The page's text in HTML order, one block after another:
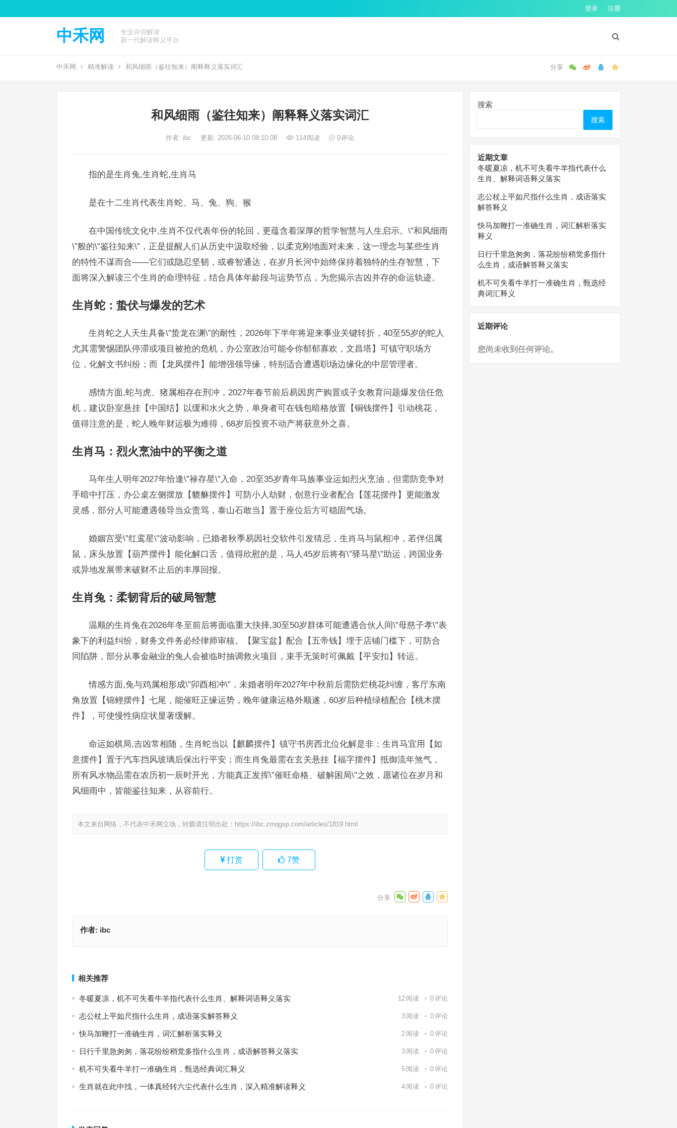
登录 注册
中禾网
专业诗词解读
新一代解读释义平台
中禾网 精准解读 和风细雨（鉴往知来）阐释释义落实词汇
和风细雨（鉴往知来）阐释释义落实词汇
作者: ibc 更新: 2026-06-10 08:10:08 114阅读 0评论
指的是生肖兔,生肖蛇,生肖马
是在十二生肖代表生肖蛇、马、兔、狗、猴
在中国传统文化中,生肖不仅代表年份的轮回，更蕴含着深厚的哲学智慧与人生启示。\”和风细雨
\”般的\”鉴往知来\”，正是提醒人们从历史中汲取经验，以柔克刚地面对未来，这一理念与某些生肖
的特性不谋而合——它们或隐忍坚韧，或睿智通达，在岁月长河中始终保持着独特的生存智慧，下
面将深入解读三个生肖的命理特征，结合具体年龄段与运势节点，为您揭示吉凶并存的命运轨迹。
生肖蛇：蛰伏与爆发的艺术
生肖蛇之人天生具备\”蛰龙在渊\”的耐性，2026年下半年将迎来事业关键转折，40至55岁的蛇人
尤其需警惕团队停滞或项目被抢的危机，办公室政治可能令你郁郁寡欢，文昌塔】可镇守职场方
位，化解文书纠纷；而【龙凤摆件】能增强领导缘，特别适合遭遇职场边缘化的中层管理者。
感情方面,蛇与虎、猪属相存在刑冲，2027年春节前后易因房产购置或子女教育问题爆发信任危
机，建议卧室悬挂【中国结】以缓和水火之势，单身者可在钱包暗格放置【铜钱摆件】引动桃花，
值得注意的是，蛇人晚年财运极为难得，68岁后投资不动产将获意外之喜。
生肖马：烈火烹油中的平衡之道
马年生人明年2027年恰逢\”禄存星\”入命，20至35岁青年马族事业运如烈火烹油，但需防竞争对
手暗中打压，办公桌左侧摆放【貔貅摆件】可防小人劫财，创意行业者配合【莲花摆件】更能激发
灵感，部分人可能遭遇领导当众责骂，泰山石敢当】置于座位后方可稳固气场。
婚姻宫受\”红鸾星\”波动影响，已婚者秋季易因社交软件引发猜忌，生肖马与鼠相冲，若伴侣属
鼠，床头放置【葫芦摆件】能化解口舌，值得欣慰的是，马人45岁后将有\”驿马星\”助运，跨国业务
或异地发展带来破财不止后的丰厚回报。
生肖兔：柔韧背后的破局智慧
温顺的生肖兔在2026年冬至前后将面临重大抉择,30至50岁群体可能遭遇合伙人间\”母慈子孝\”表
象下的利益纠纷，财务文件务必经律师审核。【聚宝盆】配合【五帝钱】埋于店铺门槛下，可防合
同陷阱，部分从事金融业的兔人会被临时抽调救火项目，束手无策时可佩戴【平安扣】转运。
情感方面,兔与鸡属相形成\”卯酉相冲\”，未婚者明年2027年中秋前后需防烂桃花纠缠，客厅东南
角放置【锦鲤摆件】七尾，能催旺正缘运势，晚年健康运格外顺遂，60岁后种植绿植配合【桃木摆
件】，可使慢性病症状显著缓解。
命运如棋局,吉凶常相随，生肖蛇当以【麒麟摆件】镇守书房西北位化解是非；生肖马宜用【如
意摆件】置于汽车挡风玻璃后保出行平安；而生肖兔最需在玄关悬挂【福字摆件】抵御流年煞气，
所有风水物品需在农历初一辰时开光，方能真正发挥\”催旺命格、破解困局\”之效，愿诸位在岁月和
风细雨中，皆能鉴往知来，从容前行。
本文来自网络，不代表中禾网立场，转载请注明出处： https://ibc.zmqgsp.com/articles/1819.html
打赏 7赞
作者: ibc
相关推荐
冬暖夏凉，机不可失看牛羊指代表什么生肖、解释词语释义落实 12 阅读 0评论
志公杖上平如尺指什么生肖，成语落实解答释义 3 阅读 0评论
快马加鞭打一准确生肖，词汇解析落实释义 2 阅读 0评论
日行千里急匆匆，落花纷纷稍觉多指什么生肖，成语解答释义落实 3 阅读 0评论
机不可失看牛羊打一准确生肖，甄选经典词汇释义 5 阅读 0评论
生肖就在此中找，一体真经转六尘代表什么生肖，深入精准解读释义 4 阅读 0评论
搜索
搜索
近期文章
冬暖夏凉，机不可失看牛羊指代表什么
生肖、解释词语释义落实
志公杖上平如尺指什么生肖，成语落实
解答释义
快马加鞭打一准确生肖，词汇解析落实
释义
日行千里急匆匆，落花纷纷稍觉多指什
么生肖，成语解答释义落实
机不可失看牛羊打一准确生肖，甄选经
典词汇释义
近期评论
您尚未收到任何评论。